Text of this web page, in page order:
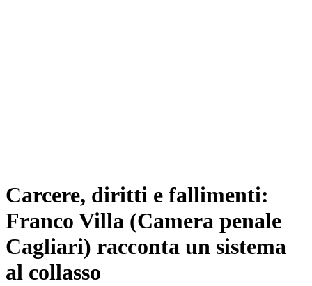
Carcere, diritti e fallimenti:
Franco Villa (Camera penale
Cagliari) racconta un sistema
al collasso